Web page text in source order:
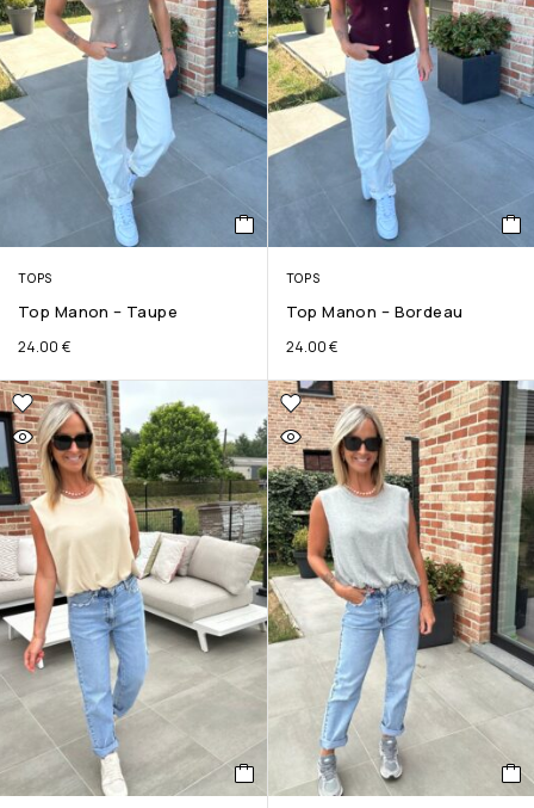
TOPS
Top Manon – Taupe
24.00 €
TOPS
Top Manon – Bordeau
24.00€